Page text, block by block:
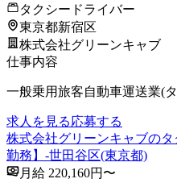
タクシードライバー
東京都新宿区
株式会社グリーンキャブ
仕事内容
一般乗用旅客自動車運送業(
求人を見る応募する
株式会社グリーンキャブの
勤務】-世田谷区(東京都)
月給 220,160円〜